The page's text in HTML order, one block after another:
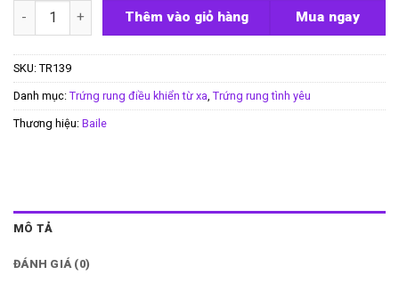
Trứng rung Pretty Love Arvin số lượng
Thêm vào giỏ hàng Mua ngay
SKU: TR139
Danh mục: Trứng rung điều khiển từ xa Trứng rung tình yêu
Thương hiệu: Baile
MÔ TẢ
ĐÁNH GIÁ (0)